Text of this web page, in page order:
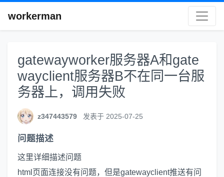
workerman
gatewayworker服务器A和gate
wayclient服务器B不在同一台服
务器上，调用失败
z347443579 发表于 2025-07-25
问题描述
这里详细描述问题
html页面连接没有问题，但是gatewayclient推送有问